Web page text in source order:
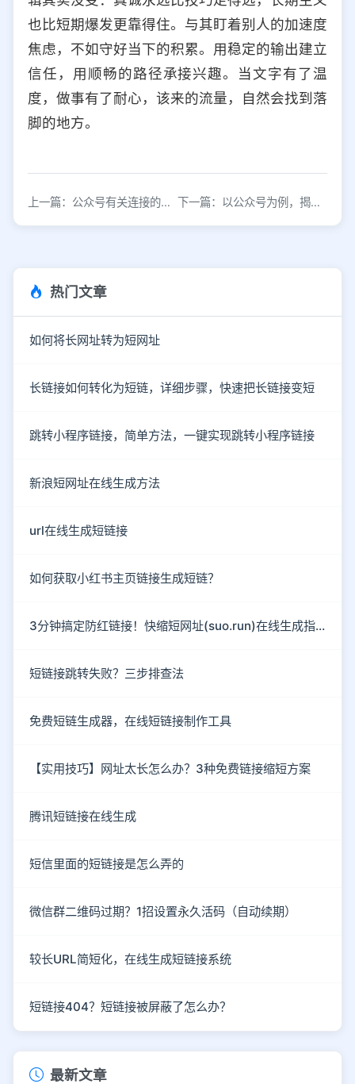
也比短期爆发更靠得住。与其盯着别人的加速度
焦虑，不如守好当下的积累。用稳定的输出建立
信任，用顺畅的路径承接兴趣。当文字有了温
度，做事有了耐心，该来的流量，自然会找到落
脚的地方。
上一篇：公众号有关连接的新规则，有哪些运营新玩法？ 下一篇：以公众号为例，揭秘隐藏在自媒体行业隐秘的一系列发大财产业链
热门文章
如何将长网址转为短网址
长链接如何转化为短链，详细步骤，快速把长链接变短
跳转小程序链接，简单方法，一键实现跳转小程序链接
新浪短网址在线生成方法
url在线生成短链接
如何获取小红书主页链接生成短链？
3分钟搞定防红链接！快缩短网址(suo.run)在线生成指南
短链接跳转失败？三步排查法
免费短链生成器，在线短链接制作工具
【实用技巧】网址太长怎么办？3种免费链接缩短方案
腾讯短链接在线生成
短信里面的短链接是怎么弄的
微信群二维码过期？1招设置永久活码（自动续期）
较长URL简短化，在线生成短链接系统
短链接404？短链接被屏蔽了怎么办？
最新文章